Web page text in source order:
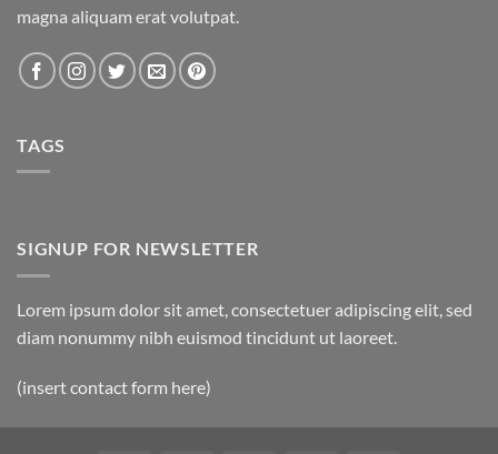
magna aliquam erat volutpat.
TAGS
SIGNUP FOR NEWSLETTER
Lorem ipsum dolor sit amet, consectetuer adipiscing elit, sed
diam nonummy nibh euismod tincidunt ut laoreet.
(insert contact form here)